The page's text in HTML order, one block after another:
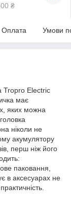
₴
Оплата Умови
Tropro Electric
має
яких можна
ніколи не
акумулятору
перш ніж його
паковання,
в аксесуарах не